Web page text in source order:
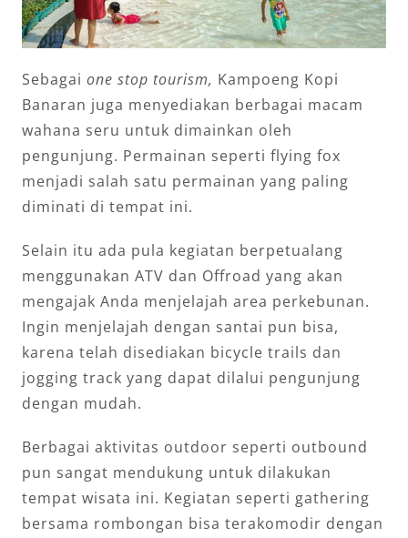
Sebagai one stop tourism, Kampoeng Kopi
Banaran juga menyediakan berbagai macam
wahana seru untuk dimainkan oleh
pengunjung. Permainan seperti flying fox
menjadi salah satu permainan yang paling
diminati di tempat ini.
Selain itu ada pula kegiatan berpetualang
menggunakan ATV dan Offroad yang akan
mengajak Anda menjelajah area perkebunan.
Ingin menjelajah dengan santai pun bisa,
karena telah disediakan bicycle trails dan
jogging track yang dapat dilalui pengunjung
dengan mudah.
Berbagai aktivitas outdoor seperti outbound
pun sangat mendukung untuk dilakukan
tempat wisata ini. Kegiatan seperti gathering
bersama rombongan bisa terakomodir dengan